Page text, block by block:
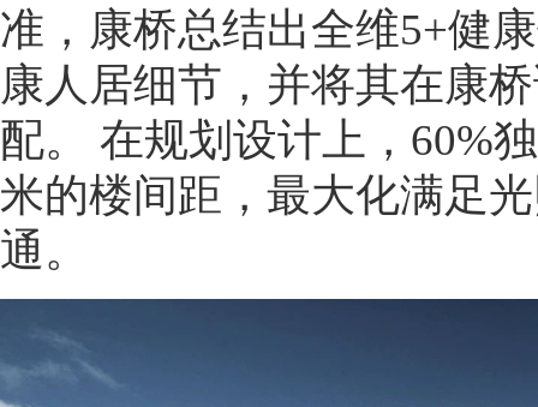
准，康桥总结出全维5+健
康人居细节，并将其在康
配。 在规划设计上，60%
米的楼间距，最大化满足
通。